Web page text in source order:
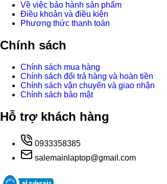
Về việc bảo hành sản phẩm
Điều khoản và điều kiện
Phương thức thanh toán
Chính sách
Chính sách mua hàng
Chính sách đổi trả hàng và hoàn tiền
Chính sách vận chuyển và giao nhận
Chính sách bảo mật
Hỗ trợ khách hàng
0933358385
salemainlaptop@gmail.com